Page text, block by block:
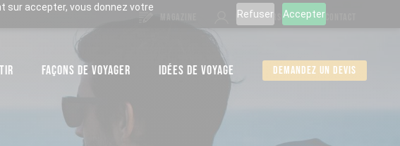
sur accepter, vous donnez votre
Refuser Accepter
ESPACE PERSO
FAÇONS DE VOYAGER IDÉES DE VOYAGE Demandez un devis